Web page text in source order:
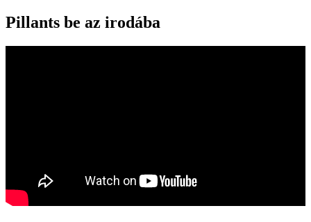
Pillants be az irodába